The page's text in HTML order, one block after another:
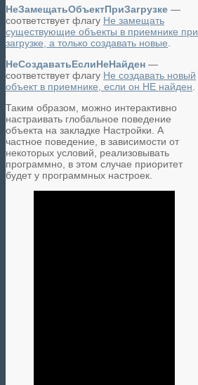
НеЗамещатьОбъектПриЗагрузке —
соответствует флагу Не замещать
существующие объекты в приемнике при
загрузке, а только создавать новые
НеСоздаватьЕслиНеНайден —
соответствует флагу Не создавать новый
объект в приемнике, если он НЕ найден
Таким образом, можно интерактивно
настраивать глобальное поведение
объекта на закладке Настройки. А
частное поведение, в зависимости от
некоторых условий, реализовывать
программно, в этом случае приоритет
будет у программных настроек.